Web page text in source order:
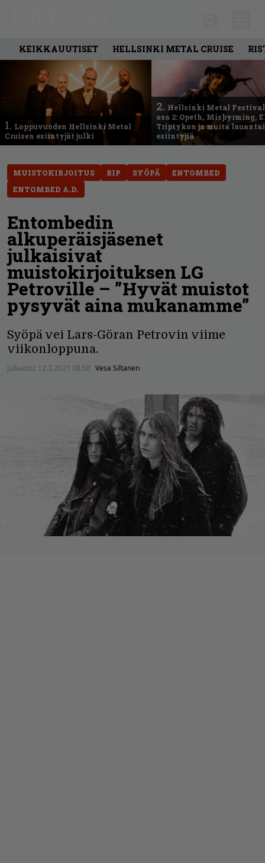
KEIKKAUUTISET HELLSINKI METAL CRUISE
1. Loppuvuoden Hellsinki Metal
Cruisen esiintyjät julki
2. Hellsinki Metal
osa 2: Opeth, Misþyrming,
Triptykon ja muita
esiintyjiä
MUISTOKIRJOITUS RIP SYÖPÄ
ENTOMBED
ENTOMBED A.D.
Entombedin
alkuperäisjäsenet
julkaisivat
muistokirjoituksen LG
Petroville – ”Hyvät muistot
pysyvät aina mukanamme”
Syöpä vei Lars-Göran Petrovin viime
viikonloppuna.
Julkaistu: 12.3.2021 08:58 Vesa Siltanen